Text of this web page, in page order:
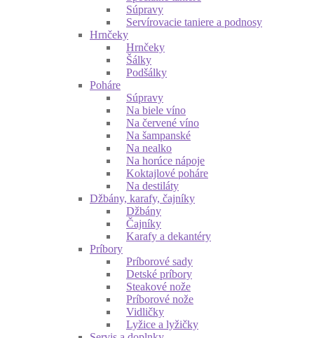
Súpravy
Servírovacie taniere a podnosy
Hrnčeky
Hrnčeky
Šálky
Podšálky
Poháre
Súpravy
Na biele víno
Na červené víno
Na šampanské
Na nealko
Na horúce nápoje
Koktajlové poháre
Na destiláty
Džbány, karafy, čajníky
Džbány
Čajníky
Karafy a dekantéry
Príbory
Príborové sady
Detské príbory
Steakové nože
Príborové nože
Vidličky
Lyžice a lyžičky